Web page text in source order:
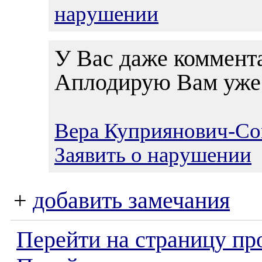
нарушении
У Вас даже
Аплодирую Вам уже
Вера Куприянович-
Заявить о нарушении
+ добавить замечания
Перейти на страницу